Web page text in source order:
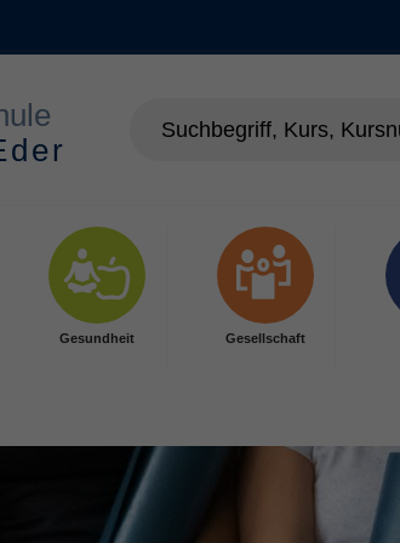
Gesundheit Gesellschaft